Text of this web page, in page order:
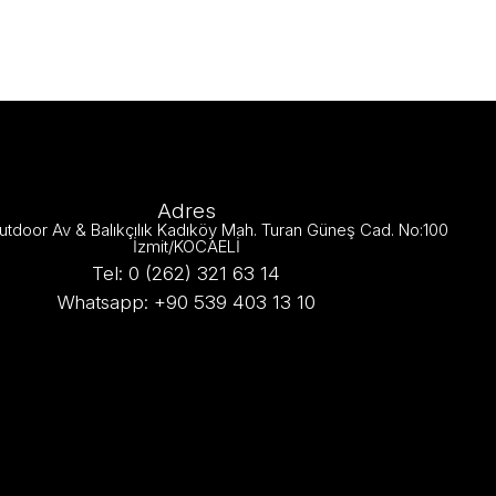
Adres
Av & Balıkçılık Kadıköy Mah. Turan Güneş Cad. No:100
İzmit/KOCAELİ
Tel: 0 (262) 321 63 14
Whatsapp: +90 539 403 13 10